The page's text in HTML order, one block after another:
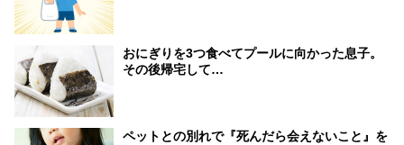
おにぎりを3つ食べてプールに向かった息子。
その後帰宅して…
ペットとの別れで『死んだら会えないこと』を